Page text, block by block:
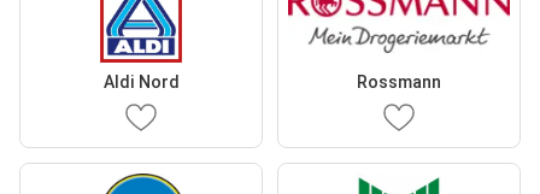
Aldi Nord Rossmann